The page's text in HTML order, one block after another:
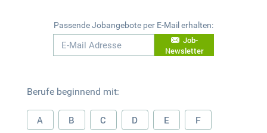
Passende Jobangebote per E-Mail erhalten:
Job-
Newsletter
Berufe beginnend mit:
A B C D E F